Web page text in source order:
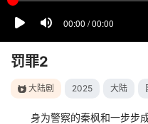
罚罪2
大陆剧 2025 大陆
身为警察的秦枫和一步步成